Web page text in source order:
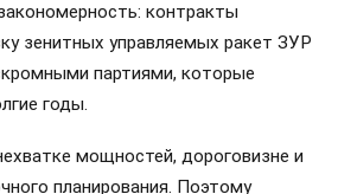
контракты
зенитных управляемых ракет ЗУР
партиями, которые
годы.
мощностей, дороговизне и
планирования. Поэтому